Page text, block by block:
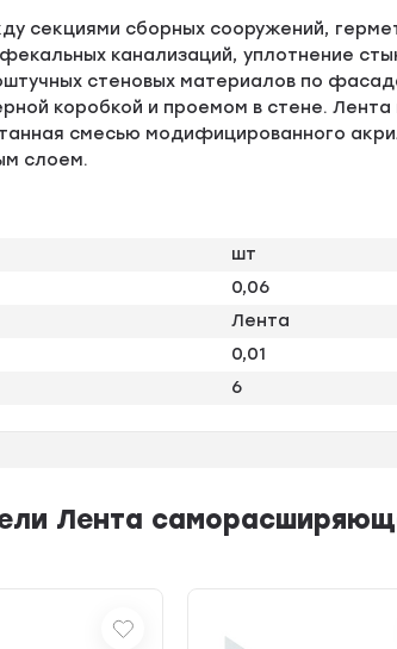
секциями сборных сооружений,
канализаций, уплотнение
стеновых материалов по
коробкой и проемом в стене. Лента
смесью модифицированного
слоем.
шт
0,06
Лента
0,01
6
Лента